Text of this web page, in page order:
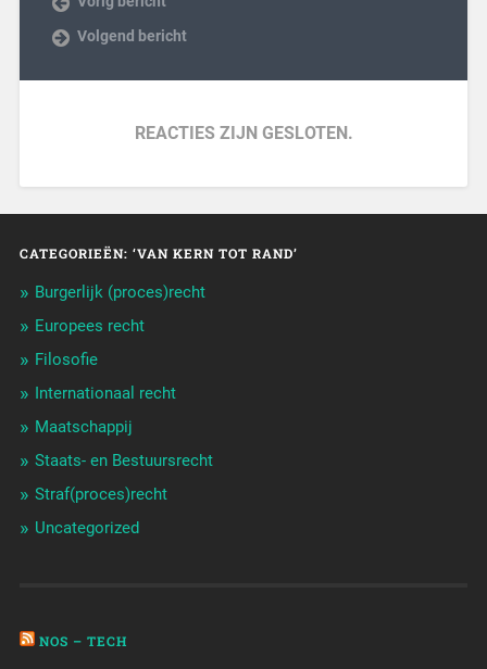
Volgend bericht
REACTIES ZIJN GESLOTEN.
CATEGORIEËN: ‘VAN KERN TOT RAND’
Burgerlijk (proces)recht
Europees recht
Filosofie
Internationaal recht
Maatschappij
Staats- en Bestuursrecht
Straf(proces)recht
Uncategorized
NOS – TECH